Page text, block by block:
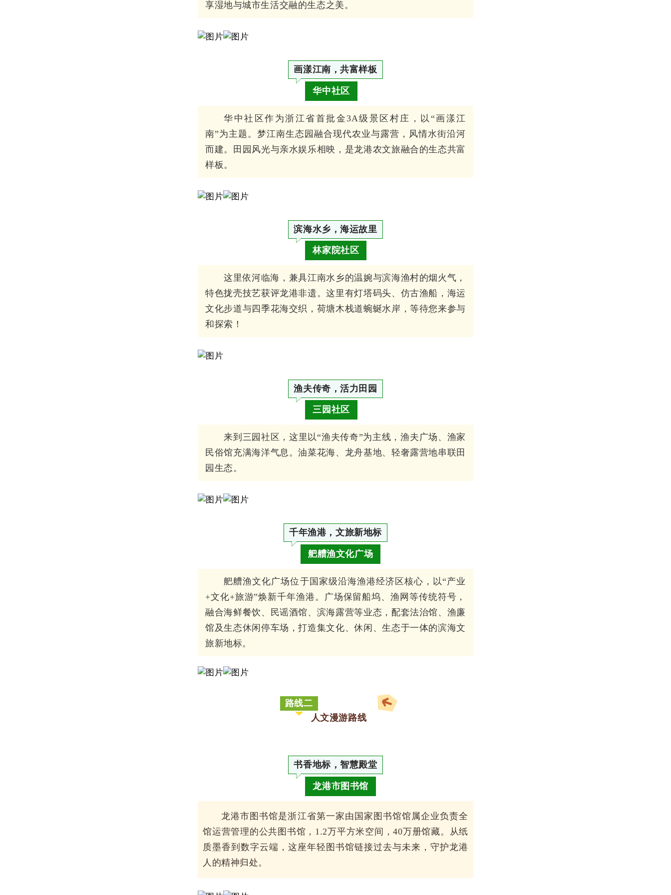
享湿地与城市生活交融的生态之美。
画漾江南，共富样板
华中社区
华中社区作为浙江省首批金3A级景区村庄，以“画漾江
南”为主题。梦江南生态园融合现代农业与露营，风情水街沿河
而建。田园风光与亲水娱乐相映，是龙港农文旅融合的生态共富
样板。
滨海水乡，海运故里
林家院社区
这里依河临海，兼具江南水乡的温婉与滨海渔村的烟火气，
特色拢壳技艺获评龙港非遗。这里有灯塔码头、仿古渔船，海运
文化步道与四季花海交织，荷塘木栈道蜿蜒水岸，等待您来参与
和探索！
渔夫传奇，活力田园
三园社区
来到三园社区，这里以“渔夫传奇”为主线，渔夫广场、渔家
民俗馆充满海洋气息。油菜花海、龙舟基地、轻奢露营地串联田
园生态。
千年渔港，文旅新地标
舥艚渔文化广场
舥艚渔文化广场位于国家级沿海渔港经济区核心，以“产业
+文化+旅游”焕新千年渔港。广场保留船坞、渔网等传统符号，
融合海鲜餐饮、民谣酒馆、滨海露营等业态，配套法治馆、渔廉
馆及生态休闲停车场，打造集文化、休闲、生态于一体的滨海文
旅新地标。
路线二
人文漫游路线
书香地标，智慧殿堂
龙港市图书馆
龙港市图书馆是浙江省第一家由国家图书馆馆属企业负责全
馆运营管理的公共图书馆，1.2万平方米空间，40万册馆藏。从纸
质墨香到数字云端，这座年轻图书馆链接过去与未来，守护龙港
人的精神归处。